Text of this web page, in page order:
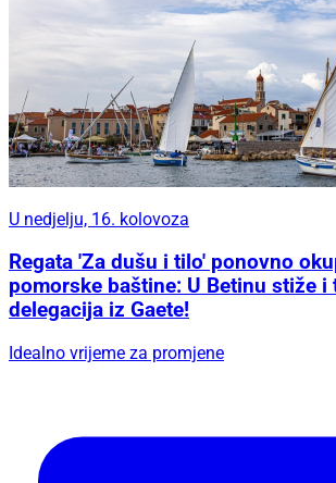
U nedjelju, 16. kolovoza
Regata 'Za dušu i tilo' ponovno
pomorske baštine: U Betinu stiže i
delegacija iz Gaete!
Idealno vrijeme za promjene